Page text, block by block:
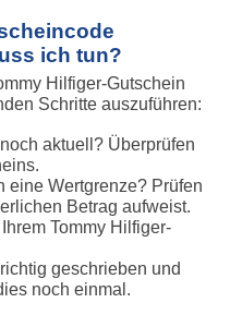
ich tun?
Hilfiger-Gutschein
Schritte auszuführen:
aktuell? Überprüfen
eine Wertgrenze? Prüfen
Betrag aufweist.
Tommy Hilfiger-
geschrieben und
noch einmal.